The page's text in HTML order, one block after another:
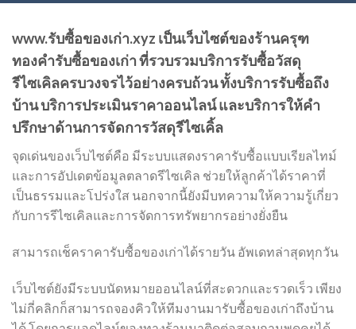
www.รับซื้อของเก่า.xyz เป็นเว็บไซต์ของร้านครุฑ
ทองคำรับซื้อของเก่า ที่รวบรวมบริการรับซื้อวัสดุ
รีไซเคิลครบวงจรไว้อย่างครบถ้วน ทั้งบริการรับซื้อถึง
บ้าน บริการประเมินราคาออนไลน์ และบริการให้คำ
ปรึกษาด้านการจัดการวัสดุรีไซเคิ้ล
จุดเด่นของเว็บไซต์คือ มีระบบแสดงราคารับซื้อแบบเรียลไทม์
และการอัปเดตข้อมูลตลาดรีไซเคิล ช่วยให้ลูกค้าได้ราคาที่
เป็นธรรมและโปร่งใส นอกจากนี้ยังมีบทความให้ความรู้เกี่ยว
กับการรีไซเคิลและการจัดการทรัพยากรอย่างยั่งยืน
สามารถเช็คราคารับซื้อของเก่าได้รายวัน อัพเดทล่าสุดทุกวัน
เว็บไซต์ยังมีระบบนัดหมายออนไลน์ที่สะดวกและรวดเร็ว เพียง
ไม่กี่คลิกก็สามารถจองคิวให้ทีมงานมารับซื้อของเก่าถึงบ้าน